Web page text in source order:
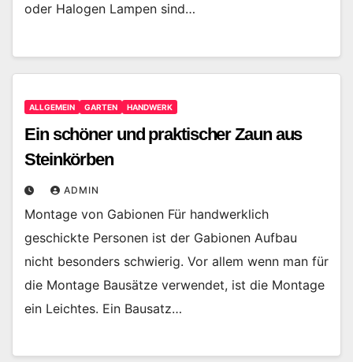
oder Halogen Lampen sind…
ALLGEMEIN GARTEN HANDWERK
Ein schöner und praktischer Zaun aus
Steinkörben
ADMIN
Montage von Gabionen Für handwerklich
geschickte Personen ist der Gabionen Aufbau
nicht besonders schwierig. Vor allem wenn man für
die Montage Bausätze verwendet, ist die Montage
ein Leichtes. Ein Bausatz…